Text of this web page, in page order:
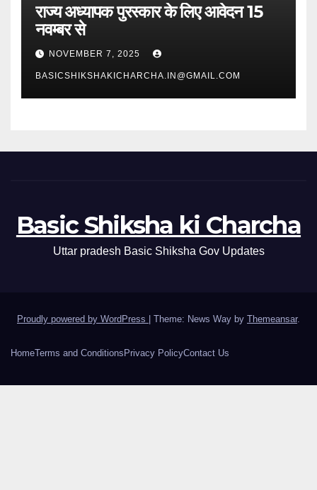
राज्य अध्यापक पुरस्कार के लिए आवेदन 15
नवम्बर से
NOVEMBER 7, 2025
BASICSHIKSHAKICHARCHA.IN@GMAIL.COM
Basic Shiksha ki Charcha
Uttar pradesh Basic Shiksha Gov Updates
Proudly powered by WordPress Theme: News Way by Themeansar.
HomeTerms and Conditions Privacy PolicyContact Us